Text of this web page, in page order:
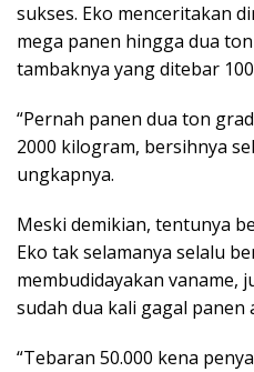
sukses. Eko menceritakan
mega panen hingga dua
tambaknya yang ditebar
“Pernah panen dua ton
2000 kilogram, bersihnya
ungkapnya.
Meski demikian, tentunya
Eko tak selamanya selalu
membudidayakan vaname,
sudah dua kali gagal
“Tebaran 50.000 kena